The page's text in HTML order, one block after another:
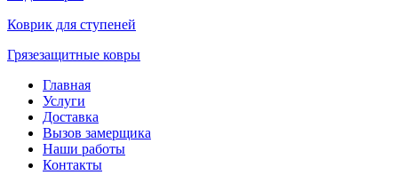
Коврик для ступеней
Грязезащитные ковры
Главная
Услуги
Доставка
Вызов замерщика
Наши работы
Контакты